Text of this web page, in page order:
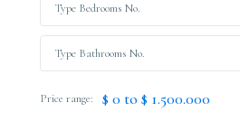
Price range: $ 0 to $ 1.500.000